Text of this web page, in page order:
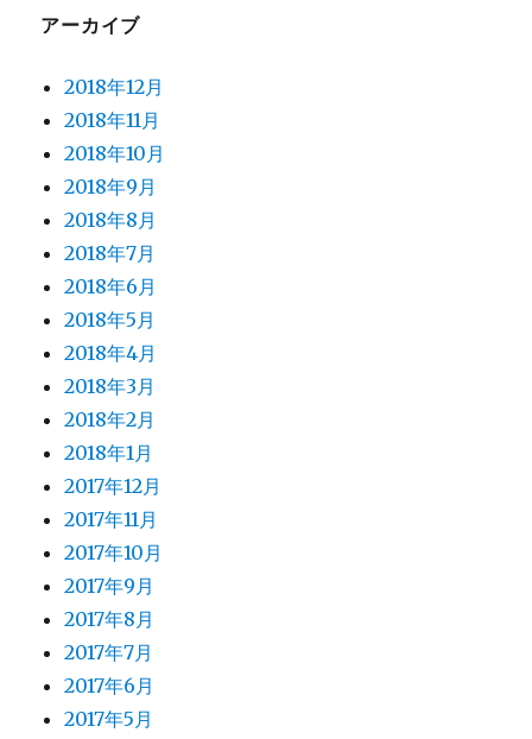
アーカイブ
2018年12月
2018年11月
2018年10月
2018年9月
2018年8月
2018年7月
2018年6月
2018年5月
2018年4月
2018年3月
2018年2月
2018年1月
2017年12月
2017年11月
2017年10月
2017年9月
2017年8月
2017年7月
2017年6月
2017年5月